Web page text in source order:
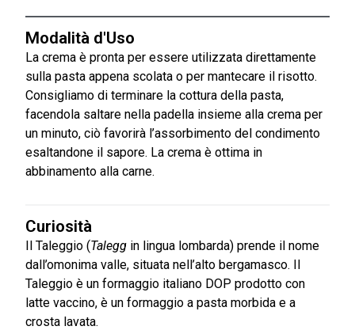
Modalità d'Uso
La crema è pronta per essere utilizzata direttamente
sulla pasta appena scolata o per mantecare il risotto.
Consigliamo di terminare la cottura della pasta,
facendola saltare nella padella insieme alla crema per
un minuto, ciò favorirà l’assorbimento del condimento
esaltandone il sapore. La crema è ottima in
abbinamento alla carne.
Curiosità
Il Taleggio (Talegg in lingua lombarda) prende il nome
dall’omonima valle, situata nell’alto bergamasco. Il
Taleggio è un formaggio italiano DOP prodotto con
latte vaccino, è un formaggio a pasta morbida e a
crosta lavata.